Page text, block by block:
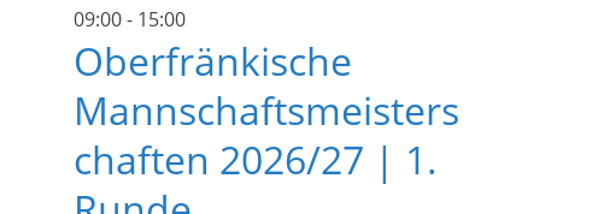
09:00- 15:00
Oberfränkische
Mannschaftsmeisters
chaften 2026/27 | 1.